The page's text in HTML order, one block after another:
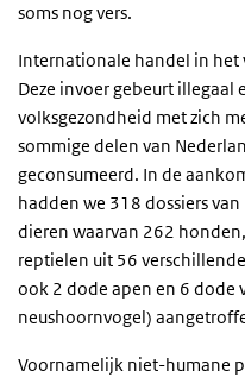
soms nog vers.
Internationale handel in het
Deze invoer gebeurt illegaal
volksgezondheid met zich
sommige delen van
geconsumeerd. In de
hadden we 318 dossiers
dieren waarvan 262
reptielen uit 56
ook 2 dode apen en 6 dode
neushoornvogel)
Voornamelijk niet-humane